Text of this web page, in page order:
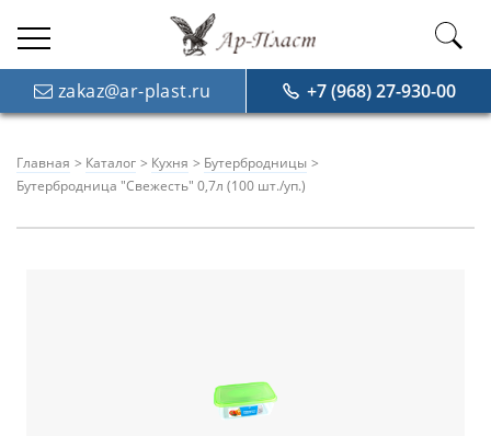
zakaz@ar-plast.ru +7 (968) 27-930-00
Главная Каталог Кухня
Бутербродницы
Бутербродница "Свежесть" 0,7л (100 шт./уп.)